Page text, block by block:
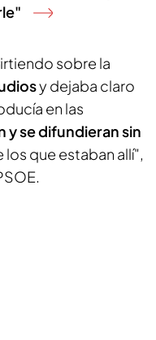
sobre la
y dejaba claro
en las
y se difundieran sin
los que estaban allí",